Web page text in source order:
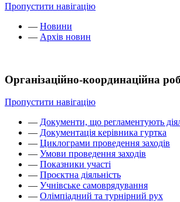
Пропустити навігацію
— Новини
— Архів новин
Організаційно-координаційна
Пропустити навігацію
— Документи, що регламентують
— Документація керівника гуртка
— Циклограми проведення заходів
— Умови проведення заходів
— Показники участі
— Проєктна діяльність
— Учнівське самоврядування
— Олімпіадний та турнірний рух